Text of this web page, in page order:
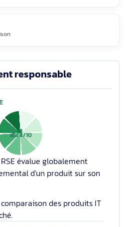
responsable
2.1/10
évalue globalement
d'un produit sur son
des produits IT